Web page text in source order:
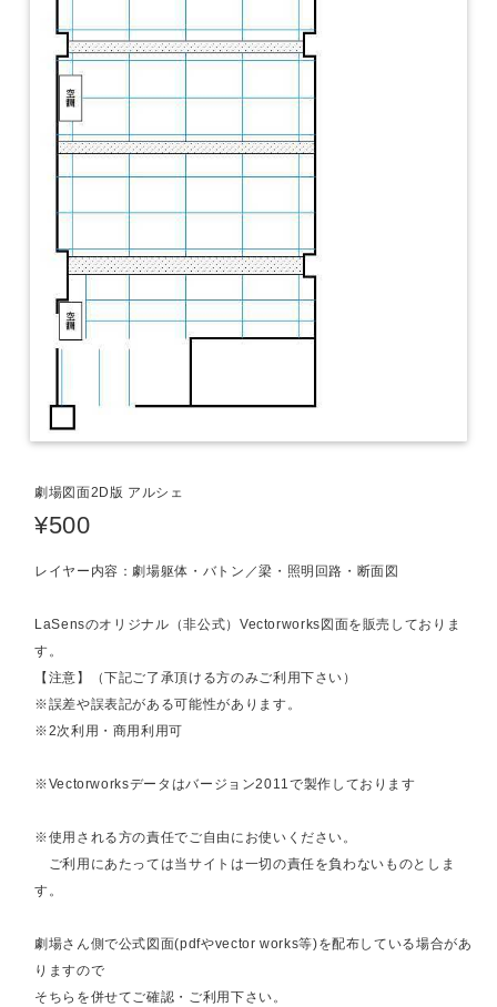
劇場図面2D版 アルシェ
¥500
レイヤー内容：劇場躯体・バトン／梁・照明回路・断面図
LaSensのオリジナル（非公式）Vectorworks図面を販売しておりま
す。
【注意】（下記ご了承頂ける方のみご利用下さい）
※誤差や誤表記がある可能性があります。
※2次利用・商用利用可
※Vectorworksデータはバージョン2011で製作しております
※使用される方の責任でご自由にお使いください。
ご利用にあたっては当サイトは一切の責任を負わないものとしま
す。
劇場さん側で公式図面(pdfやvector works等)を配布している場合があ
りますので
そちらを併せてご確認・ご利用下さい。